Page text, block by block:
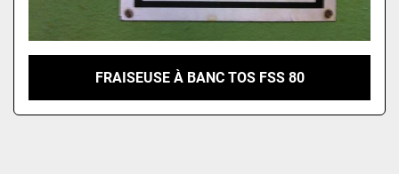
FRAISEUSE À BANC TOS FSS 80